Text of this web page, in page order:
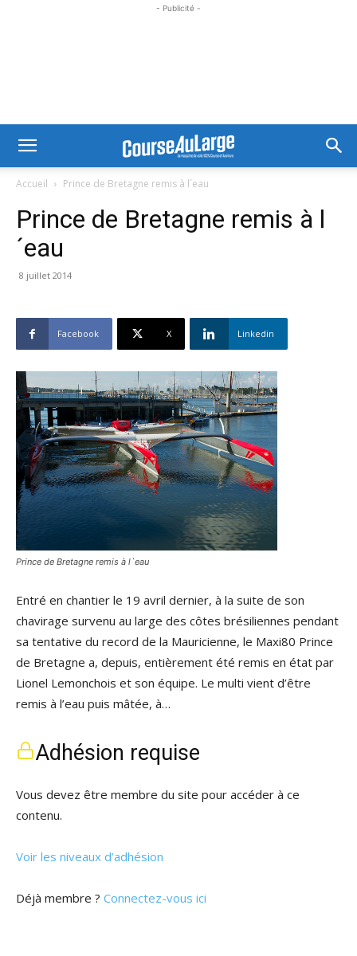
- Publicité -
Accueil Prince de Bretagne remis à l´eau
Prince de Bretagne remis à l
´eau
8 juillet 2014
Facebook X Linkedin
Prince de Bretagne remis à l`eau
Entré en chantier le 19 avril dernier, à la suite de son
chavirage survenu au large des côtes brésiliennes pendant
sa tentative du record de la Mauricienne, le Maxi80 Prince
de Bretagne a, depuis, entièrement été remis en état par
Lionel Lemonchois et son équipe. Le multi vient d’être
remis à l’eau puis mâtée, à…
Adhésion requise
Vous devez être membre du site pour accéder à ce
contenu.
Voir les niveaux d’adhésion
Déjà membre ? Connectez-vous ici